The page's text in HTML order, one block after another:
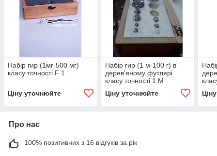
Набір гир (1мг-500 мг)
класу точності F 1
Ціну уточнюйте
Набір гир (1 м-100 г) в
дерев'яному футлярі
класу точності 1 М
Ціну уточнюйте
Про нас
100% позитивних з 16 відгуків за рік